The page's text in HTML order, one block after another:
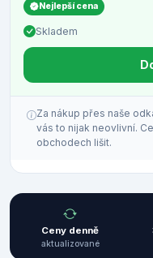
Nejlepší cena
Skladem
Za nákup přes naše
vás to nijak neovlivní.
obchodech lišit.
Ceny denně
aktualizované